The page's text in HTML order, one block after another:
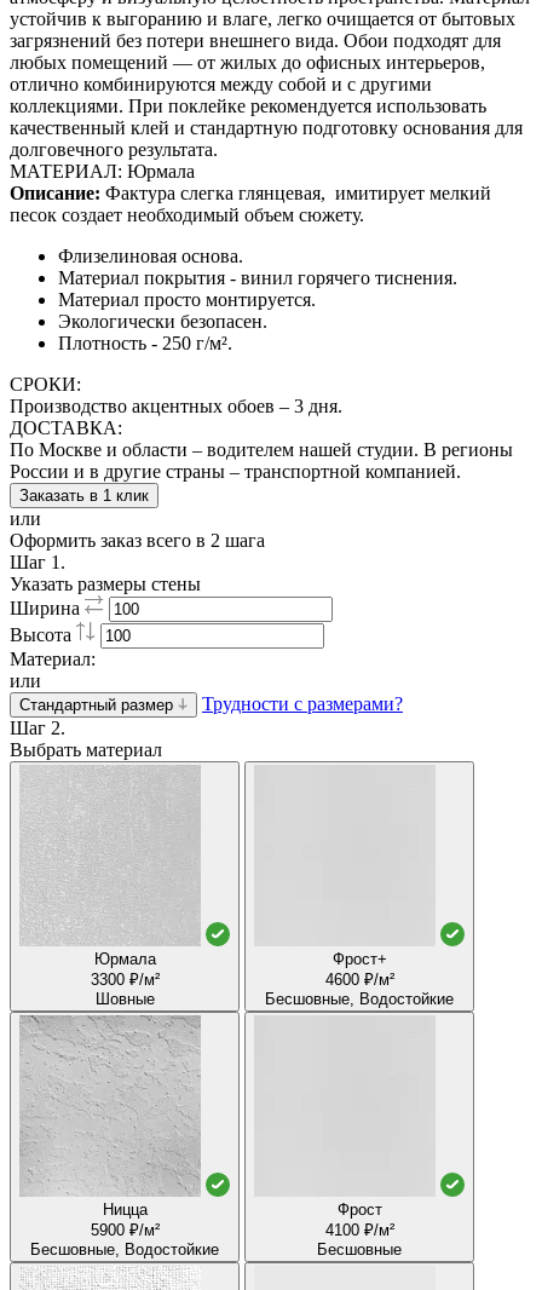
устойчив к выгоранию и влаге, легко очищается от бытовых
загрязнений без потери внешнего вида. Обои подходят для
любых помещений — от жилых до офисных интерьеров,
отлично комбинируются между собой и с другими
коллекциями. При поклейке рекомендуется использовать
качественный клей и стандартную подготовку основания для
долговечного результата.
МАТЕРИАЛ: Юрмала
Описание: Фактура слегка глянцевая, имитирует мелкий
песок создает необходимый объем сюжету.
Флизелиновая основа.
Материал покрытия - винил горячего тиснения.
Материал просто монтируется.
Экологически безопасен.
Плотность - 250 г/м².
СРОКИ:
Производство акцентных обоев – 3 дня.
ДОСТАВКА:
По Москве и области – водителем нашей студии. В регионы
России и в другие страны – транспортной компанией.
Заказать в 1 клик
или
Оформить заказ всего в 2 шага
Шаг 1.
Указать размеры стены
Ширина
Высота
Материал:
или
Стандартный размер
Трудности с размерами?
Шаг 2.
Выбрать материал
Юрмала
3300 ₽/м²
Шовные
Фрост+
4600 ₽/м²
Бесшовные, Водостойкие
Ницца
5900 ₽/м²
Бесшовные, Водостойкие
Фрост
4100 ₽/м²
Бесшовные